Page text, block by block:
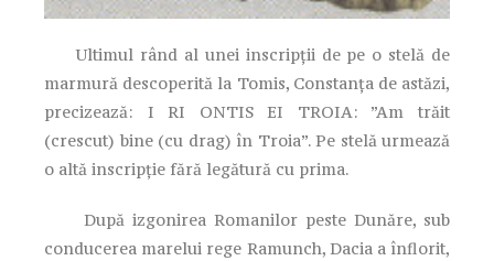
Ultimul rând al unei inscripții de pe o stelă de
marmură descoperită la Tomis, Constanța de astăzi,
precizează: I RI ONTIS EI TROIA: ”Am trăit
(crescut) bine (cu drag) în Troia”. Pe stelă urmează
o altă inscripție fără legătură cu prima.
După izgonirea Romanilor peste Dunăre, sub
conducerea marelui rege Ramunch, Dacia a înflorit,